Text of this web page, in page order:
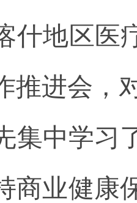
什地区医
推进会，
集中学习
商业健康